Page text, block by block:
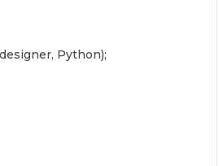
Python);